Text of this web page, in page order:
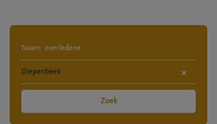
×
Zoek